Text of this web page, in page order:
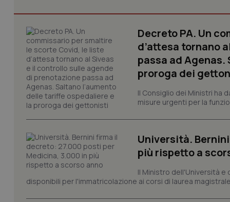
Decreto PA. Un
d’attesa tornano
passa ad
proroga dei
Il Consiglio dei Ministri ha
misure urgenti per la
Università.
più rispetto a
Il Ministro dell'Università e
disponibili per l'immatricolazione ai corsi di laurea
tracking-sites-
tracking-enable
tracking-sites-
PHPSESSID